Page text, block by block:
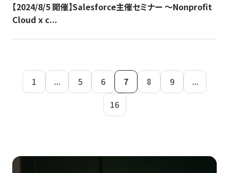
【2024/8/5 開催】Salesforce主催セミナー 〜Nonprofit
Cloud x c...
1 ... 5 6 7 8 9
...
16